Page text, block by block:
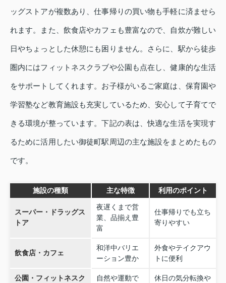
ッグストアが複数あり、仕事帰りの買い物も手軽に済ませら
れます。また、飲食店やカフェも豊富なので、自炊が難しい
日やちょっとした休憩にも困りません。さらに、駅から徒歩
圏内にはフィットネスクラブや公園も点在し、健康的な生活
をサポートしてくれます。お子様がいるご家庭は、保育園や
学習塾など教育施設も充実しているため、安心して子育てで
きる環境が整っています。下記の表は、快適な生活を実現す
るために活用したい御徒町駅周辺の主な施設をまとめたもの
です。
施設の種類 主な特徴 利用のポイント
スーパー・ドラッグス
トア
夜遅くまで営
業、品揃え豊
富
仕事帰りでも立ち
寄りやすい
飲食店・カフェ
和洋中バリエ
ーション豊か
外食やテイクアウ
トに便利
公園・フィットネスク
自然や運動で
休日の気分転換や